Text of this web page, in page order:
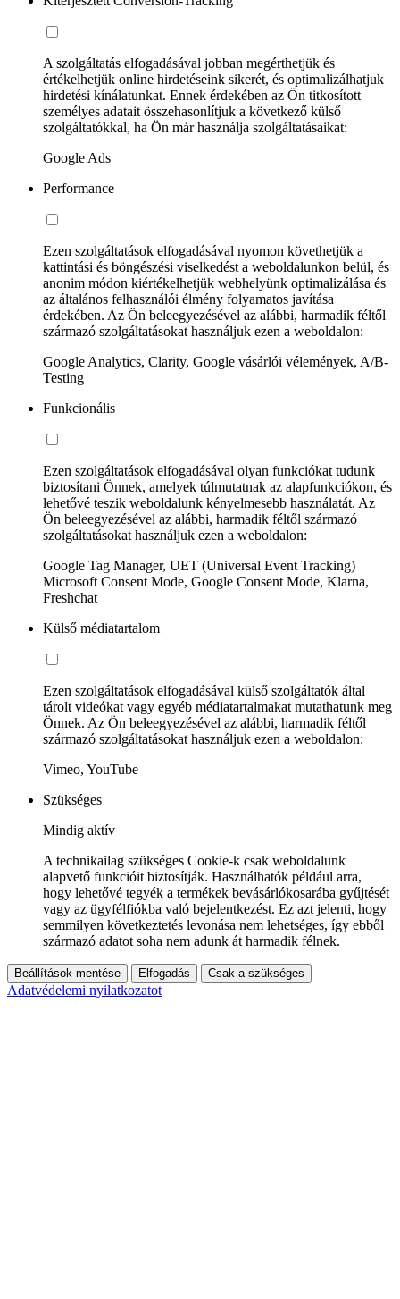
A szolgáltatás elfogadásával jobban megérthetjük és
értékelhetjük online hirdetéseink sikerét, és optimalizálhatjuk
hirdetési kínálatunkat. Ennek érdekében az Ön titkosított
személyes adatait összehasonlítjuk a következő külső
szolgáltatókkal, ha Ön már használja szolgáltatásaikat:
Google Ads
Performance
Ezen szolgáltatások elfogadásával nyomon követhetjük a
kattintási és böngészési viselkedést a weboldalunkon belül, és
anonim módon kiértékelhetjük webhelyünk optimalizálása és
az általános felhasználói élmény folyamatos javítása
érdekében. Az Ön beleegyezésével az alábbi, harmadik féltől
származó szolgáltatásokat használjuk ezen a weboldalon:
Google Analytics, Clarity, Google vásárlói vélemények, A/B-
Testing
Funkcionális
Ezen szolgáltatások elfogadásával olyan funkciókat tudunk
biztosítani Önnek, amelyek túlmutatnak az alapfunkciókon, és
lehetővé teszik weboldalunk kényelmesebb használatát. Az
Ön beleegyezésével az alábbi, harmadik féltől származó
szolgáltatásokat használjuk ezen a weboldalon:
Google Tag Manager, UET (Universal Event Tracking)
Microsoft Consent Mode, Google Consent Mode, Klarna,
Freshchat
Külső médiatartalom
Ezen szolgáltatások elfogadásával külső szolgáltatók által
tárolt videókat vagy egyéb médiatartalmakat mutathatunk meg
Önnek. Az Ön beleegyezésével az alábbi, harmadik féltől
származó szolgáltatásokat használjuk ezen a weboldalon:
Vimeo, YouTube
Szükséges
Mindig aktív
A technikailag szükséges Cookie-k csak weboldalunk
alapvető funkcióit biztosítják. Használhatók például arra,
hogy lehetővé tegyék a termékek bevásárlókosarába gyűjtését
vagy az ügyfélfiókba való bejelentkezést. Ez azt jelenti, hogy
semmilyen következtetés levonása nem lehetséges, így ebből
származó adatot soha nem adunk át harmadik félnek.
Beállítások mentése Elfogadás Csak a szükséges
Adatvédelemi nyilatkozatot